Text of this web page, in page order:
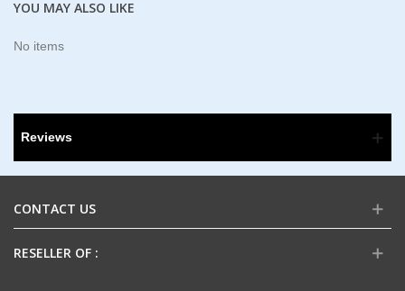
YOU MAY ALSO LIKE
No items
Reviews
CONTACT US
RESELLER OF :